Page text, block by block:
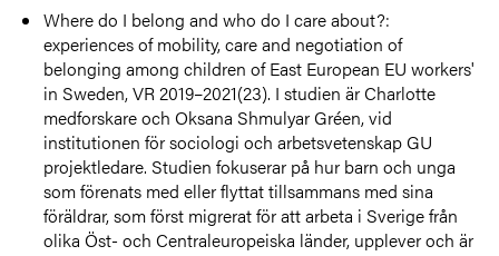
Where do I belong and who do I care about?:
experiences of mobility, care and negotiation of
belonging among children of East European EU workers'
in Sweden, VR 2019–2021(23). I studien är Charlotte
medforskare och Oksana Shmulyar Gréen, vid
institutionen för sociologi och arbetsvetenskap GU
projektledare. Studien fokuserar på hur barn och unga
som förenats med eller flyttat tillsammans med sina
föräldrar, som först migrerat för att arbeta i Sverige från
olika Öst- och Centraleuropeiska länder, upplever och är